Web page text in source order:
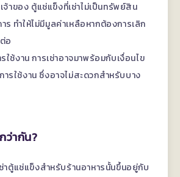
จ้าของ ตู้แช่แข็งที่เช่าไม่เป็นทรัพย์สิน
ร ทำให้ไม่มีมูลค่าเหลือหากต้องการเลิก
อ
ใช้งาน การเช่าอาจมาพร้อมกับเงื่อนไข
ารใช้งาน ซึ่งอาจไม่สะดวกสำหรับบาง
ว่ากัน?
าตู้แช่แข็งสำหรับร้านอาหารนั้นขึ้นอยู่กับ